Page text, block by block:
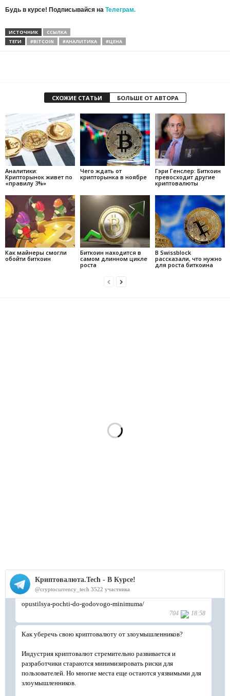
Будь в курсе! Подписывайся на Телеграм.
ИСТОЧНИК
ССЫЛКА
ТЕГИ
#BITCOIN #АНАЛИТИКА #ЦЕНА
СХОЖИЕ СТАТЬИ БОЛЬШЕ ОТ АВТОРА
Аналитики:
Крипторынок живет по
«правилу 3%»
Чего ждать от
крипторынка в ноябре
Гэри Генслер: Биткоин
превосходит другие
криптовалюты
Как майнеры смогли
обойти биткоин
Биткоин находится в
самом длинном цикле
роста
В Swissblock
рассказали, что нужно
для роста биткоина